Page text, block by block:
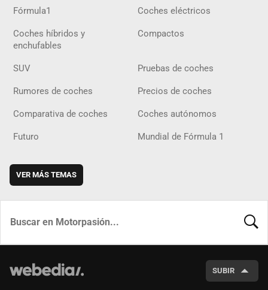
Fórmula1 Coches eléctricos
Coches híbridos y
enchufables
Compactos
SUV Pruebas de coches
Rumores de coches Precios de coches
Comparativa de coches Coches autónomos
Futuro Mundial de Fórmula 1
VER MÁS TEMAS
SUBIR